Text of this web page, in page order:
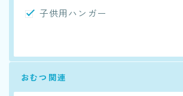
子供用ハンガー
おむつ関連